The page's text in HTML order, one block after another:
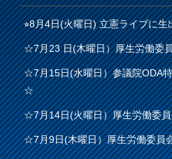
⭐︎8月4日(火曜日) 立憲ライブに生
☆7月23 日(木曜日）厚生労働委
☆7月15日(水曜日）参議院ODA
☆
☆7月14日(火曜日）厚生労働委
☆7月9日(木曜日）厚生労働委員